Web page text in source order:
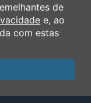
de
e, ao
com estas